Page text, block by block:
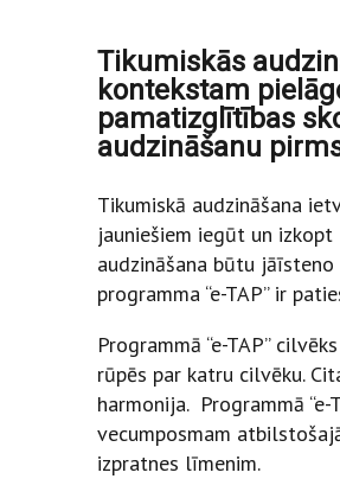
Tikumiskās
kontekstam
pamatizglītības
audzināšanu
Tikumiskā audzināšana
jauniešiem iegūt un
audzināšana būtu
programma “e-TAP” ir
Programmā “e-TAP”
rūpēs par katru cilvēku.
harmonija. Programmā
vecumposmam
izpratnes līmenim.